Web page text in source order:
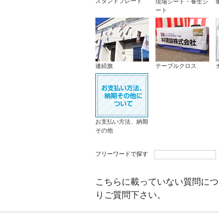
現場シート・養生シ
ート
連続旗 テーブルクロス
お支払い方法、納期
その他
フリーワードで探す
こちらに載っていない質問に
りご質問下さい。